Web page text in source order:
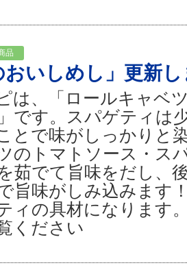
品
おいしめし」更新
は、「ロールキャベ
です。スパゲティは
とで味がしっかりと
のトマトソース・ス
茹でて旨味をだし、
旨味がしみ込みます
ィの具材になります
ください